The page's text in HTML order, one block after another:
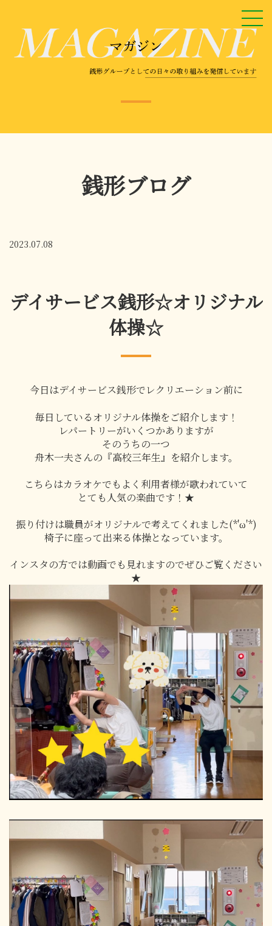
銭形ブログ
2023.07.08
デイサービス銭形☆オリジナル
体操☆
今日はデイサービス銭形でレクリエーション前に
毎日しているオリジナル体操をご紹介します！
レパートリーがいくつかありますが
そのうちの一つ
舟木一夫さんの『高校三年生』を紹介します。
こちらはカラオケでもよく利用者様が歌われていて
とても人気の楽曲です！★
振り付けは職員がオリジナルで考えてくれました(*'ω'*)
椅子に座って出来る体操となっています。
インスタの方では動画でも見れますのでぜひご覧ください
★